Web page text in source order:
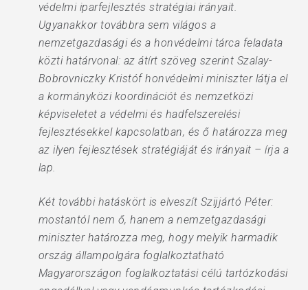
védelmi iparfejlesztés stratégiai irányait.
Ugyanakkor továbbra sem világos a
nemzetgazdasági és a honvédelmi tárca feladata
közti határvonal: az átírt szöveg szerint Szalay-
Bobrovniczky Kristóf honvédelmi miniszter látja el
a kormányközi koordinációt és nemzetközi
képviseletet a védelmi és hadfelszerelési
fejlesztésekkel kapcsolatban, és ő határozza meg
az ilyen fejlesztések stratégiáját és irányait – írja a
lap.
Két további hatáskört is elveszít Szijjártó Péter:
mostantól nem ő, hanem a nemzetgazdasági
miniszter határozza meg, hogy melyik harmadik
ország állampolgára foglalkoztatható
Magyarországon foglalkoztatási célú tartózkodási